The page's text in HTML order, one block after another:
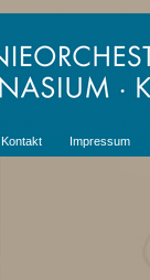
Kontakt Impressum